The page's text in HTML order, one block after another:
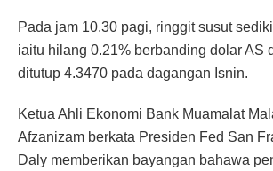
Pada jam 10.30 pagi, ringgit susut
iaitu hilang 0.21% berbanding dolar AS
ditutup 4.3470 pada dagangan Isnin.
Ketua Ahli Ekonomi Bank Muamalat
Afzanizam berkata Presiden Fed San
Daly memberikan bayangan bahawa